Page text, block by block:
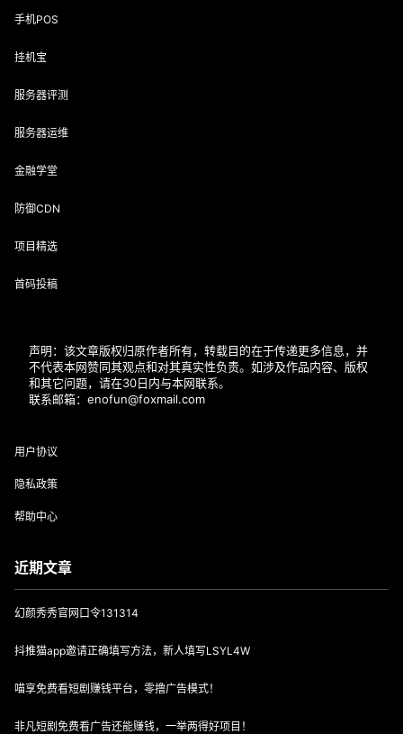
手机POS
挂机宝
服务器评测
服务器运维
金融学堂
防御CDN
项目精选
首码投稿
声明：该文章版权归原作者所有，转载目的在于传递更多信息，并
不代表本网赞同其观点和对其真实性负责。如涉及作品内容、版权
和其它问题，请在30日内与本网联系。
联系邮箱：enofun@foxmail.com
用户协议
隐私政策
帮助中心
近期文章
幻颜秀秀官网口令131314
抖推猫app邀请正确填写方法，新人填写LSYL4W
喵享免费看短剧赚钱平台，零撸广告模式！
非凡短剧免费看广告还能赚钱，一举两得好项目！